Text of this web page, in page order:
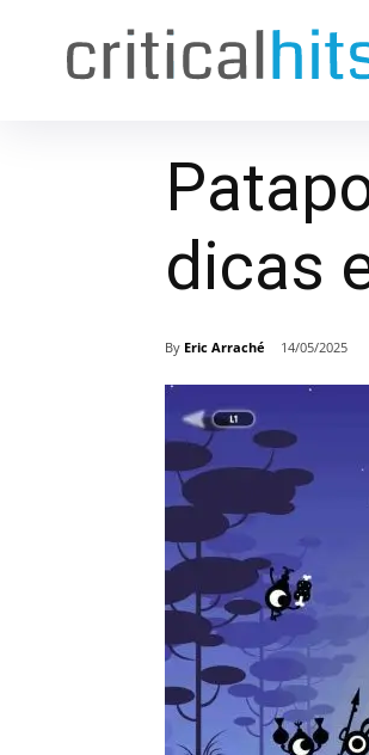
dicas
By Eric Arraché 14/05/2025